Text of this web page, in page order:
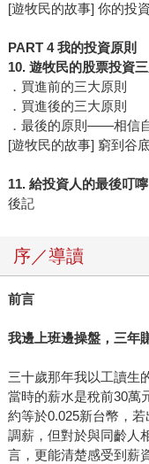
[遊牧民的故事] 你的投
PART 4 我的投資原則
10. 遊牧民的股票投資
．買進前的三大原則
．買進後的三大原則
．最後的原則——相信
[遊牧民的故事] 窮到谷
11. 給投資人的最後叮嚀
後記
序／導讀
前言
我邊上班邊操盤，三年
三十歲那年我以工讀生
當時的薪水是稅前30萬
約等於0.025新台幣，
調薪，但對於與同齡人
言，更能清楚感受到薪